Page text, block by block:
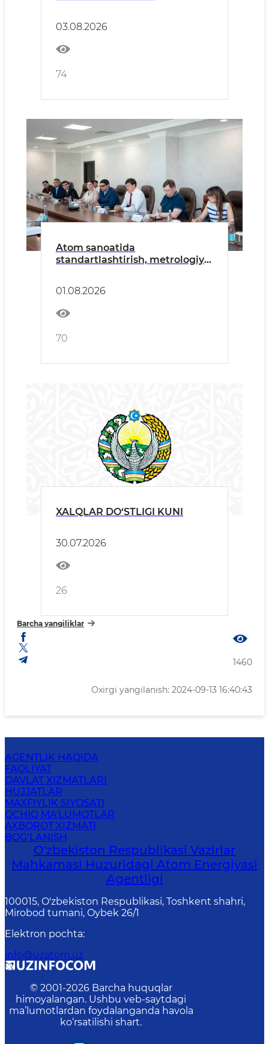
O‘RNI
03.08.2026
74
Atom sanoatida
standartlashtirish, metrologiya
yig‘ilish bo‘lib o‘tdi
01.08.2026
70
XALQLAR DO‘STLIGI KUNI
30.07.2026
26
Barcha yangiliklar
1460
Oxirgi yangilanish: 2024-09-13 16:40:43
AGENTLIK HAQIDA
FAOLIYAT
DAVLAT XIZMATLARI
HUJJATLAR
MAXFIYLIK SIYOSATI
OCHIQ MA'LUMOTLAR
AXBOROT XIZMATI
BOG‘LANISH
O'zbekiston Respublikasi Vazirlar
Mahkamasi Huzuridagi Atom Energiyasi
Agentligi
100015, O'zbekiston Respublikasi, Toshkent shahri,
Mirobod tumani, Oybek 26/1
Elektron pochta:
info@uzatom.uz
© 2001-2026 Barcha huquqlar
himoyalangan. Ushbu veb-saytdagi
ma’lumotlardan foydalanganda havola
ko‘rsatilishi shart.